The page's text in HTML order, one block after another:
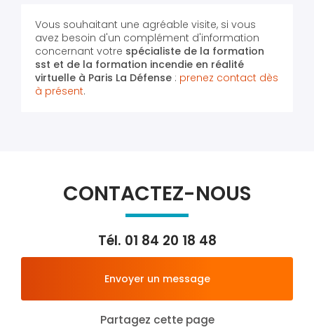
Vous souhaitant une agréable visite, si vous
avez besoin d'un complément d'information
concernant votre spécialiste de la formation
sst et de la formation incendie en réalité
virtuelle à Paris La Défense : prenez contact dès
à présent.
CONTACTEZ-NOUS
Tél. 01 84 20 18 48
Envoyer un message
Partagez cette page